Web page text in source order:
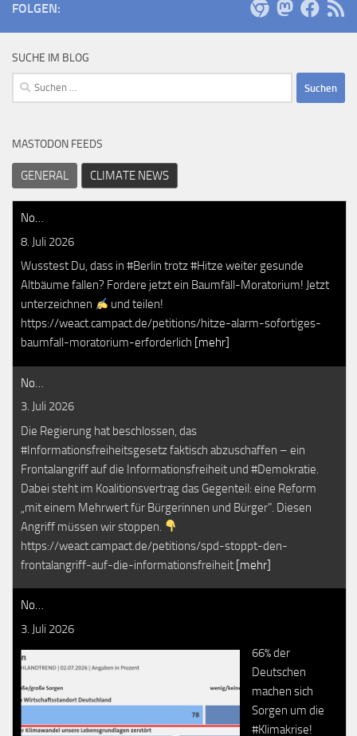
FOLGEN:
SUCHE IM BLOG
Suchen
nach:
MASTODON FEEDS
GENERAL CLIMATE NEWS
No…
8. Juli 2026
Wusstest Du, dass in #Berlin trotz #Hitze weiter gesunde
Altbäume fallen? Fordere jetzt ein Baumfäll-Moratorium! Jetzt
unterzeichnen
und teilen!
https://weact.campact.de/petitions/hitze-alarm-sofortiges-
baumfall-moratorium-erforderlich [mehr]
No…
3. Juli 2026
Die Regierung hat beschlossen, das
#Informationsfreiheitsgesetz faktisch abzuschaffen – ein
Frontalangriff auf die Informationsfreiheit und #Demokratie.
Dabei steht im Koalitionsvertrag das Gegenteil: eine Reform
„mit einem Mehrwert für Bürgerinnen und Bürger". Diesen
Angriff müssen wir stoppen.
https://weact.campact.de/petitions/spd-stoppt-den-
frontalangriff-auf-die-informationsfreiheit [mehr]
No…
3. Juli 2026
66% der
Deutschen
machen sich
Sorgen um die
#Klimakrise!